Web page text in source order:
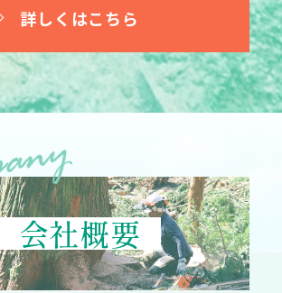
詳しくはこちら
会社概要